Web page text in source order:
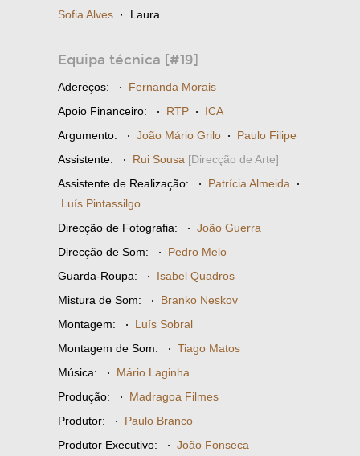
Sofia Alves · Laura
Equipa técnica [#19]
Adereços: · Fernanda Morais
Apoio Financeiro: · RTP · ICA
Argumento: · João Mário Grilo · Paulo Filipe
Assistente: · Rui Sousa [Direcção de Arte]
Assistente de Realização: · Patrícia Almeida ·
Luís Pintassilgo
Direcção de Fotografia: · João Guerra
Direcção de Som: · Pedro Melo
Guarda-Roupa: · Isabel Quadros
Mistura de Som: · Branko Neskov
Montagem: · Luís Sobral
Montagem de Som: · Tiago Matos
Música: · Mário Laginha
Produção: · Madragoa Filmes
Produtor: · Paulo Branco
Produtor Executivo: · João Fonseca